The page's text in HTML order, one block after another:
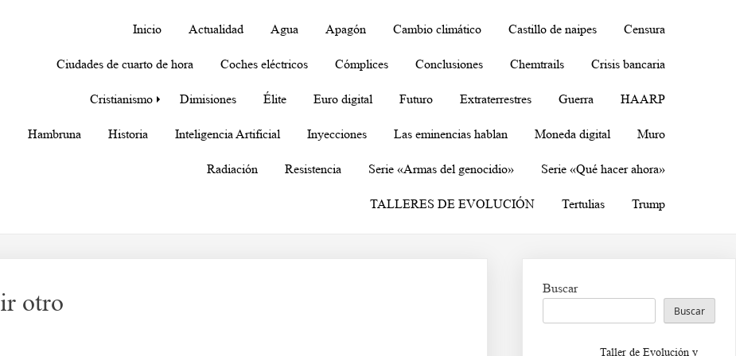
Inicio Actualidad Agua Apagón Cambio climático Castillo de naipes Censura
Ciudades de cuarto de hora Coches eléctricos Cómplices Conclusiones Chemtrails Crisis bancaria
Cristianismo Dimisiones Élite Euro digital Futuro Extraterrestres Guerra HAARP
Hambruna Historia Inteligencia Artificial Inyecciones Las eminencias hablan Moneda digital Muro
Radiación Resistencia Serie «Armas del genocidio» Serie «Qué hacer ahora»
TALLERES DE EVOLUCIÓN Tertulias Trump
otro
Buscar
Buscar
Taller de Evolución y